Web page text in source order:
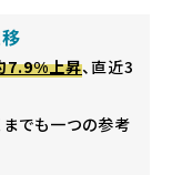
7.9%上昇、直近3
でも一つの参考